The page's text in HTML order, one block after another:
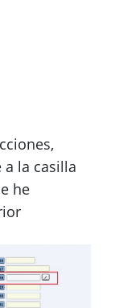
la casilla
he